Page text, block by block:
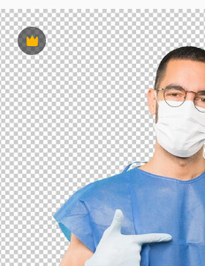
Premium